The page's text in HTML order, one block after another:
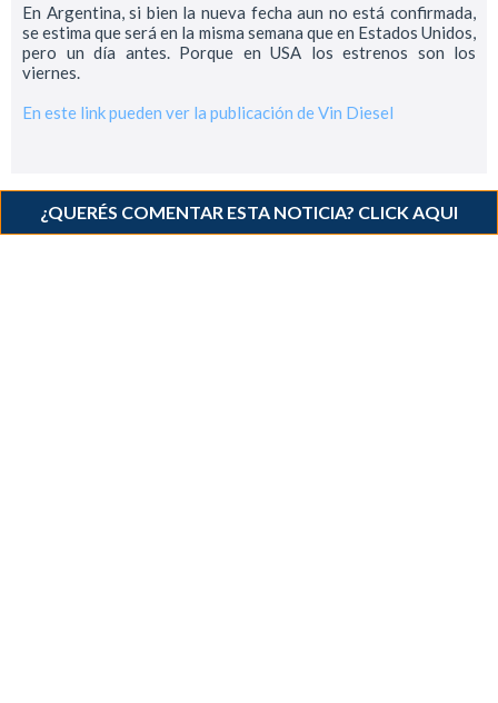
En Argentina, si bien la nueva fecha aun no está confirmada,
se estima que será en la misma semana que en Estados Unidos,
pero un día antes. Porque en USA los estrenos son los
viernes.
En este link pueden ver la publicación de Vin Diesel
¿QUERÉS COMENTAR ESTA NOTICIA? CLICK AQUI